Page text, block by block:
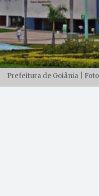
Prefeitura de Goiânia |